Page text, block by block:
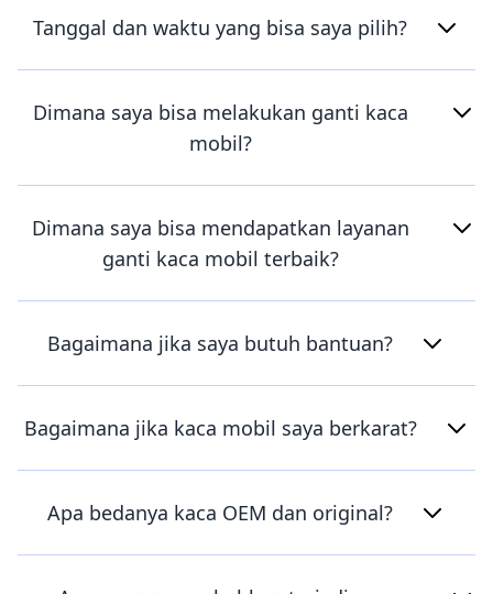
Tanggal dan waktu yang bisa saya pilih?
Dimana saya bisa melakukan ganti kaca
mobil?
Dimana saya bisa mendapatkan layanan
ganti kaca mobil terbaik?
Bagaimana jika saya butuh bantuan?
Bagaimana jika kaca mobil saya berkarat?
Apa bedanya kaca OEM dan original?